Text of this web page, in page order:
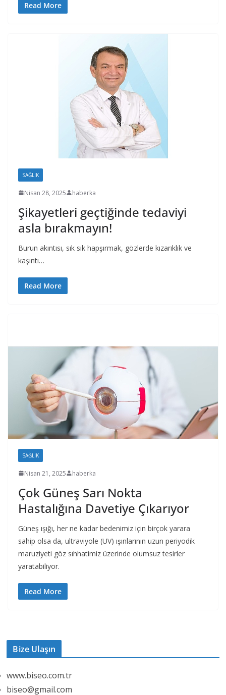
Read More
SAĞLIK
Nisan 28, 2025 haberka
Şikayetleri geçtiğinde tedaviyi
asla bırakmayın!
Burun akıntısı, sık sık hapşırmak, gözlerde kızarıklık ve
kaşıntı…
Read More
SAĞLIK
Nisan 21, 2025 haberka
Çok Güneş Sarı Nokta
Hastalığına Davetiye Çıkarıyor
Güneş ışığı, her ne kadar bedenimiz için birçok yarara
sahip olsa da, ultraviyole (UV) ışınlarının uzun periyodik
maruziyeti göz sıhhatimiz üzerinde olumsuz tesirler
yaratabiliyor.
Read More
Bize Ulaşın
www.biseo.com.tr
biseo@gmail.com